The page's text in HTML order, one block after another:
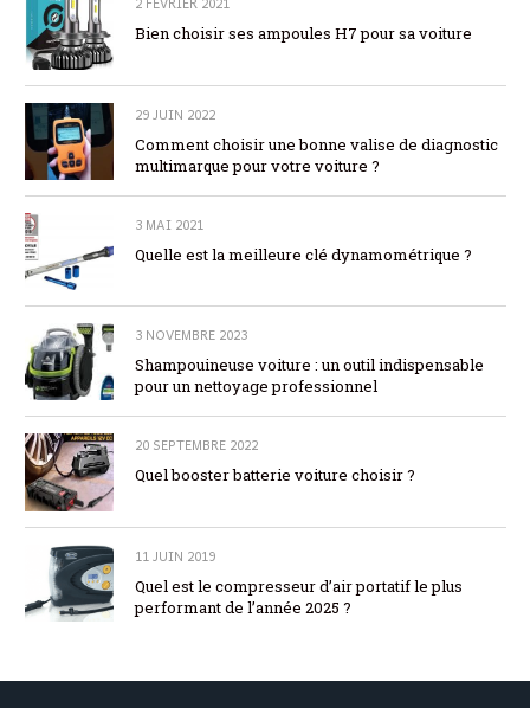
Bien choisir ses ampoules H7 pour sa voiture
29 JUIN 2022
Comment choisir une bonne valise de diagnostic
multimarque pour votre voiture ?
3 MAI 2021
Quelle est la meilleure clé dynamométrique ?
3 NOVEMBRE 2023
Shampouineuse voiture : un outil indispensable
pour un nettoyage professionnel
20 SEPTEMBRE 2022
Quel booster batterie voiture choisir ?
11 JUIN 2019
Quel est le compresseur d’air portatif le plus
performant de l’année 2025 ?